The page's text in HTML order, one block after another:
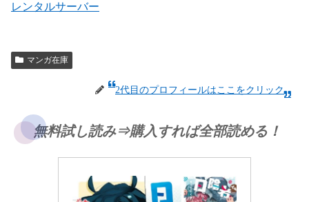
レンタルサーバー
マンガ在庫
2代目のプロフィールはここをクリック
無料試し読み⇒購入すれば全部読める！